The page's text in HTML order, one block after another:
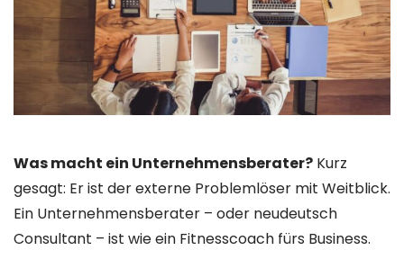
Was macht ein Unternehmensberater? Kurz
gesagt: Er ist der externe Problemlöser mit Weitblick.
Ein Unternehmensberater – oder neudeutsch
Consultant – ist wie ein Fitnesscoach fürs Business.